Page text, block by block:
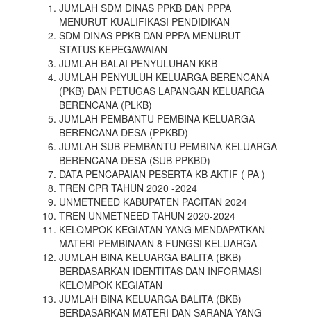
JUMLAH SDM DINAS PPKB DAN PPPA
MENURUT KUALIFIKASI PENDIDIKAN
SDM DINAS PPKB DAN PPPA MENURUT
STATUS KEPEGAWAIAN
JUMLAH BALAI PENYULUHAN KKB
JUMLAH PENYULUH KELUARGA BERENCANA
(PKB) DAN PETUGAS LAPANGAN KELUARGA
BERENCANA (PLKB)
JUMLAH PEMBANTU PEMBINA KELUARGA
BERENCANA DESA (PPKBD)
JUMLAH SUB PEMBANTU PEMBINA KELUARGA
BERENCANA DESA (SUB PPKBD)
DATA PENCAPAIAN PESERTA KB AKTIF ( PA )
TREN CPR TAHUN 2020 -2024
UNMETNEED KABUPATEN PACITAN 2024
TREN UNMETNEED TAHUN 2020-2024
KELOMPOK KEGIATAN YANG MENDAPATKAN
MATERI PEMBINAAN 8 FUNGSI KELUARGA
JUMLAH BINA KELUARGA BALITA (BKB)
BERDASARKAN IDENTITAS DAN INFORMASI
KELOMPOK KEGIATAN
JUMLAH BINA KELUARGA BALITA (BKB)
BERDASARKAN MATERI DAN SARANA YANG